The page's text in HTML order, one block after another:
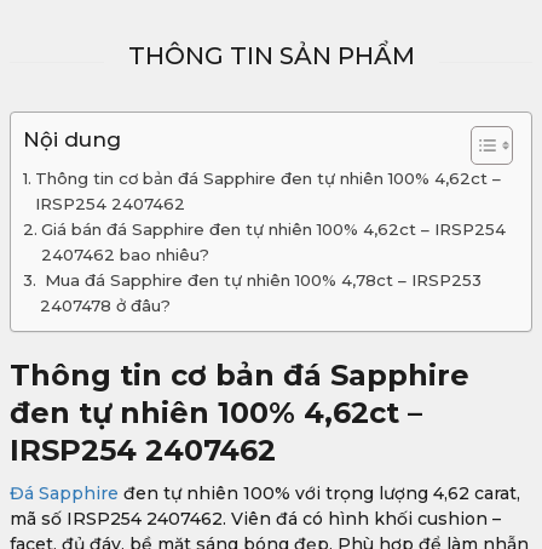
THÔNG TIN SẢN PHẨM
Nội dung
Thông tin cơ bản đá Sapphire đen tự nhiên 100% 4,62ct –
IRSP254 2407462
Giá bán đá Sapphire đen tự nhiên 100% 4,62ct – IRSP254
2407462 bao nhiêu?
Mua đá Sapphire đen tự nhiên 100% 4,78ct – IRSP253
2407478 ở đâu?
Thông tin cơ bản đá Sapphire
đen tự nhiên 100% 4,62ct –
IRSP254 2407462
Đá Sapphire đen tự nhiên 100% với trọng lượng 4,62 carat,
mã số IRSP254 2407462. Viên đá có hình khối cushion –
facet, đủ đáy, bề mặt sáng bóng đẹp. Phù hợp để làm nhẫn